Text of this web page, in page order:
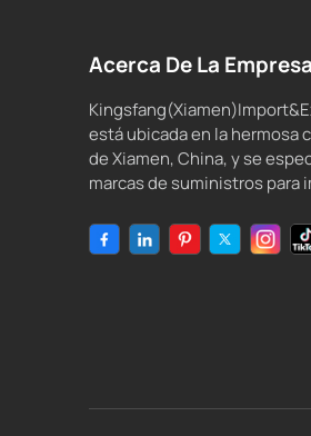
Acerca De La Empresa
está ubicada en la hermosa
de Xiamen, China, y se
marcas de suministros para
inyección de tinta.